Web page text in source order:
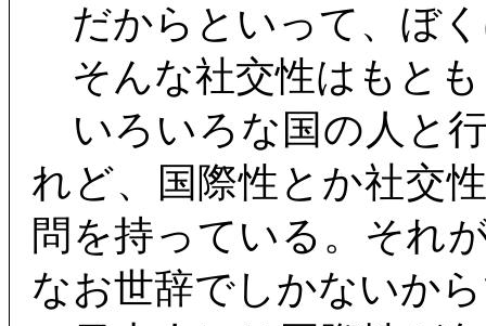
だからといって、ぼ
そんな社交性はもと
いろいろな国の人と
れど、国際性とか社交
問を持っている。それ
なお世辞でしかないか